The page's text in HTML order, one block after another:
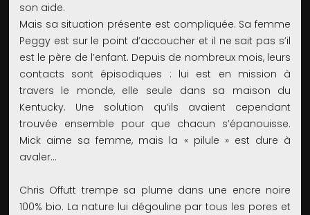
son aide.
Mais sa situation présente est compliquée. Sa femme
Peggy est sur le point d’accoucher et il ne sait pas s’il
est le père de l’enfant. Depuis de nombreux mois, leurs
contacts sont épisodiques : lui est en mission à
travers le monde, elle seule dans sa maison du
Kentucky. Une solution qu’ils avaient cependant
trouvée ensemble pour que chacun s’épanouisse.
Mick aime sa femme, mais la « pilule » est dure à
avaler…
Chris Offutt trempe sa plume dans une encre noire
100% bio. La nature lui dégouline par tous les pores et